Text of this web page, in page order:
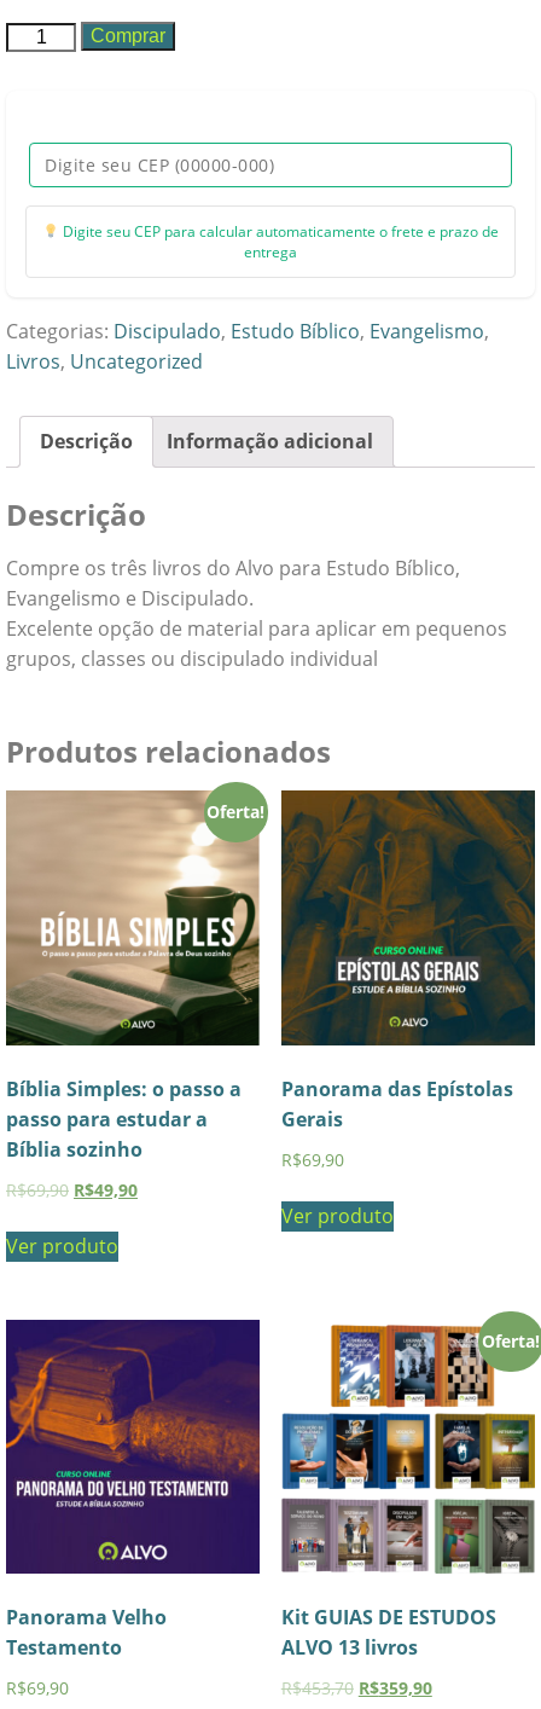
Como
Resolver
Bíblia
Simples
Comprar
Digite seu CEP para calcular automaticamente o frete e prazo de
entrega
Categorias: Discipulado, Estudo Bíblico, Evangelismo,
Livros, Uncategorized
Descrição Informação adicional
Descrição
Compre os três livros do Alvo para Estudo Bíblico,
Evangelismo e Discipulado.
Excelente opção de material para aplicar em pequenos
grupos, classes ou discipulado individual
Produtos relacionados
Oferta!
Bíblia Simples: o passo a
passo para estudar a
Bíblia sozinho
R$69,90 R$49,90
Ver produto
Panorama das Epístolas
Gerais
R$69,90
Ver produto
Panorama Velho
Testamento
R$69,90
Oferta!
Kit GUIAS DE ESTUDOS
ALVO 13 livros
R$453,70 R$359,90